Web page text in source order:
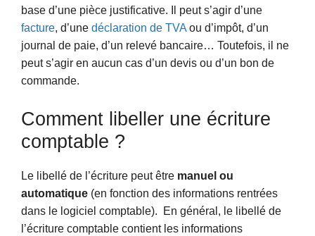
base d’une pièce justificative. Il peut s’agir d’une
facture, d’une déclaration de TVA ou d’impôt, d’un
journal de paie, d’un relevé bancaire… Toutefois, il ne
peut s’agir en aucun cas d’un devis ou d’un bon de
commande.
Comment libeller une écriture
comptable ?
Le libellé de l’écriture peut être manuel ou
automatique (en fonction des informations rentrées
dans le logiciel comptable). En général, le libellé de
l’écriture comptable contient les informations